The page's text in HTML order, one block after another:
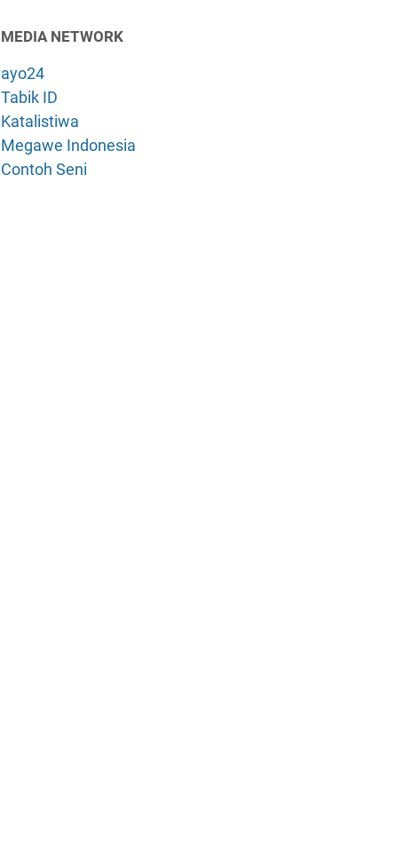
MEDIA NETWORK
ayo24
Tabik ID
Katalistiwa
Megawe Indonesia
Contoh Seni